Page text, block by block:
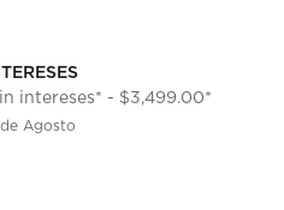
intereses* - $3,499.00*
Agosto